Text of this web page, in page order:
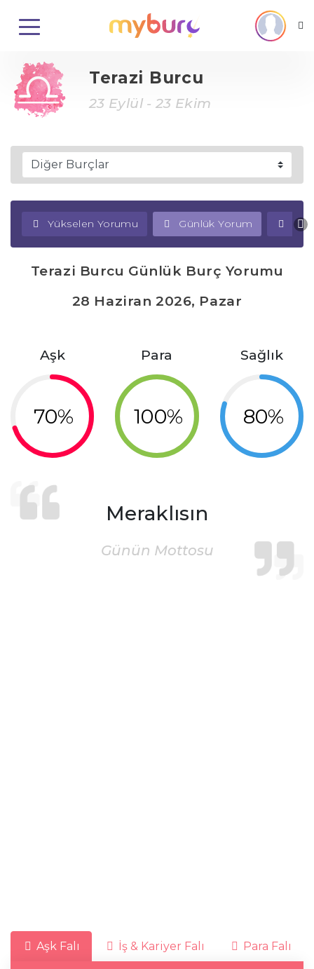
Terazi Burcu
23 Eylül - 23 Ekim
Yükselen Yorumu Günlük Yorum
Terazi Burcu Günlük Burç Yorumu
28 Haziran 2026, Pazar
Aşk
70%
Para
100%
Sağlık
80%
Meraklısın
Günün Mottosu
Aşk Falı İş & Kariyer Falı Para Falı